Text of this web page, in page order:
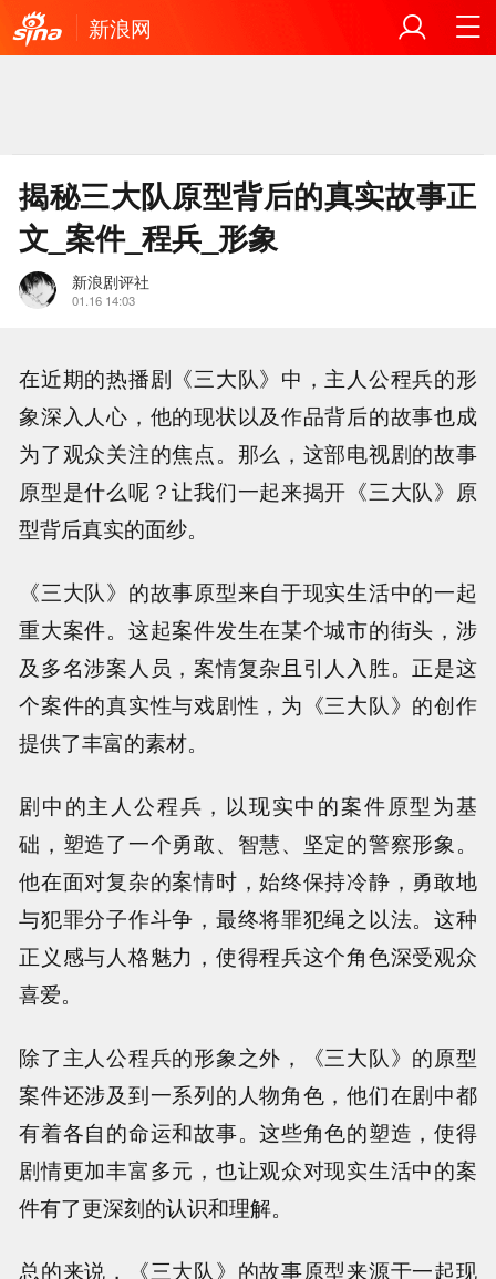
新浪网
揭秘三大队原型背后的真实故事正
文_案件_程兵_形象
新浪剧评社
01.16 14:03
在近期的热播剧《三大队》中，主人公程兵的形
象深入人心，他的现状以及作品背后的故事也成
为了观众关注的焦点。那么，这部电视剧的故事
原型是什么呢？让我们一起来揭开《三大队》原
型背后真实的面纱。
《三大队》的故事原型来自于现实生活中的一起
重大案件。这起案件发生在某个城市的街头，涉
及多名涉案人员，案情复杂且引人入胜。正是这
个案件的真实性与戏剧性，为《三大队》的创作
提供了丰富的素材。
剧中的主人公程兵，以现实中的案件原型为基
础，塑造了一个勇敢、智慧、坚定的警察形象。
他在面对复杂的案情时，始终保持冷静，勇敢地
与犯罪分子作斗争，最终将罪犯绳之以法。这种
正义感与人格魅力，使得程兵这个角色深受观众
喜爱。
除了主人公程兵的形象之外，《三大队》的原型
案件还涉及到一系列的人物角色，他们在剧中都
有着各自的命运和故事。这些角色的塑造，使得
剧情更加丰富多元，也让观众对现实生活中的案
件有了更深刻的认识和理解。
总的来说，《三大队》的故事原型来源于一起现